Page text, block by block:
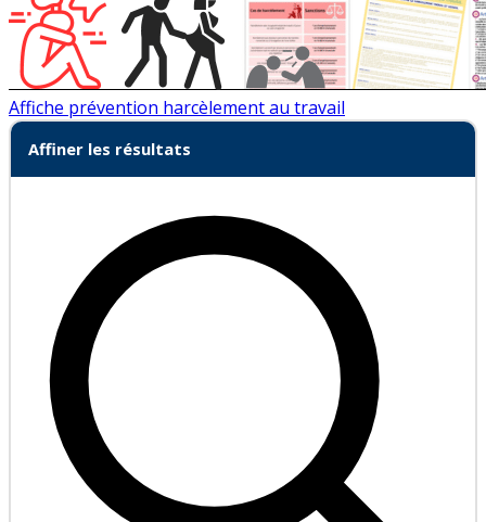
Affiche prévention harcèlement au travail
Affiner les résultats